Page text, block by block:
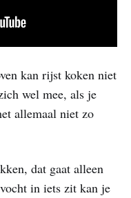
kan rijst koken niet
wel mee, als je
allemaal niet zo
dat gaat alleen
in iets zit kan je